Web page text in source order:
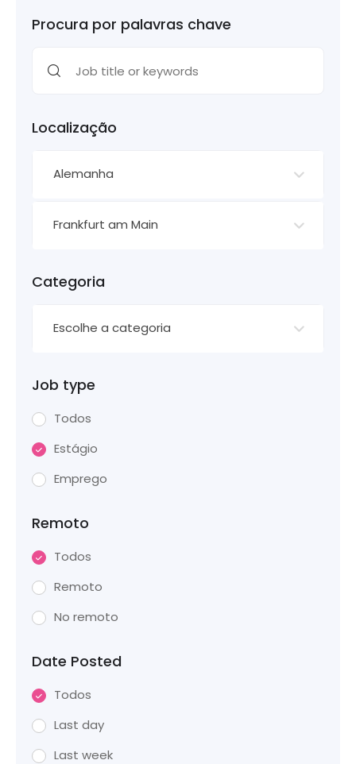
Procura por palavras chave
Localização
Alemanha
Frankfurt am Main
Categoria
Escolhe a categoria
Job type
Todos
Estágio
Emprego
Remoto
Todos
Remoto
No remoto
Date Posted
Todos
Last day
Last week